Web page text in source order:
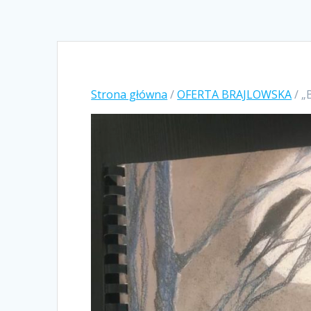
Strona główna /OFERTA BRAJLOWSKA/